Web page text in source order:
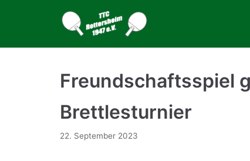
Freundschaftsspiel
Brettlesturnier
22. September 2023